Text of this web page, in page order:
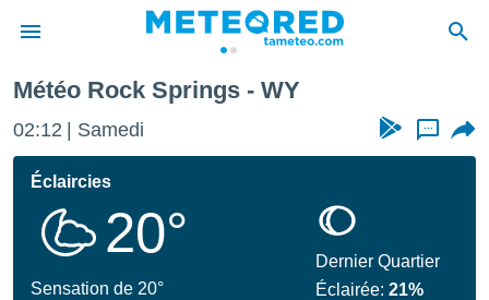
de
Météo Rock Springs - WY
02:12 Samedi ...
Éclaircies
20°
Sensation de 20°
Dernier Quartier
Éclairée:21%